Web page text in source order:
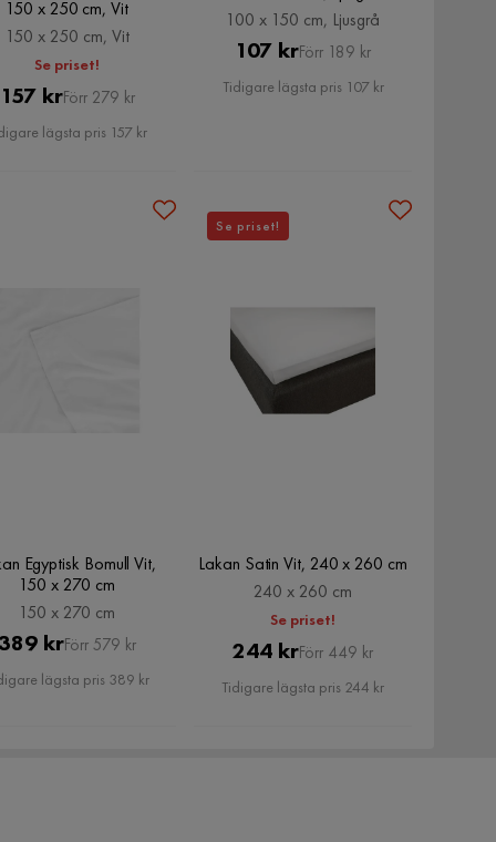
150 x 250 cm, Vit
150 x 250 cm, Vit
Se priset!
Pris
157 krOriginal
Pris
Förr 279 kr
lägsta pris 157 kr
100 x 150 cm, Ljusgrå
Pris
107 krOriginal
Pris
Förr 189 kr
Tidigare lägsta pris 107 kr
Egyptisk Bomull Vit,
150 x 270 cm
150 x 270 cm
Pris
krOriginal
Pris
Förr 579 kr
lägsta pris 389 kr
Lakan Satin Vit, 240 x 260 cm
240 x 260 cm
Se priset!
Pris
244 krOriginal
Pris
Förr 449 kr
Tidigare lägsta pris 244 kr
Se priset!